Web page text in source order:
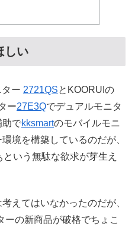
しい
ー 2721QSとKOORUIの
ー27E3Qでデュアルモニタ
助でkksmartのモバイルモニ
境を構築しているのだが、
いう無駄な欲求が芽生え
えてはいなかったのだが、
の新商品が破格でちょこ